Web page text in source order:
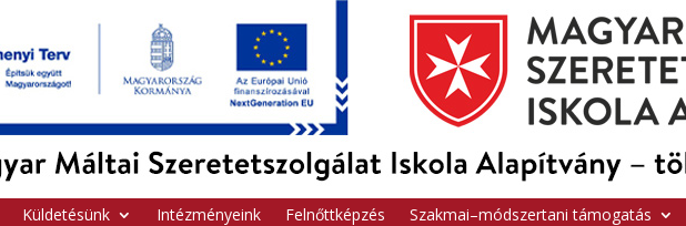
Küldetésünk Intézményeink Felnőttképzés Szakmai–módszertani támogatás